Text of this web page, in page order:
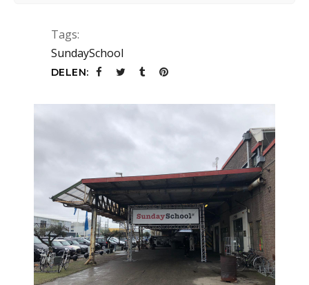
Tags:
SundaySchool
DELEN: